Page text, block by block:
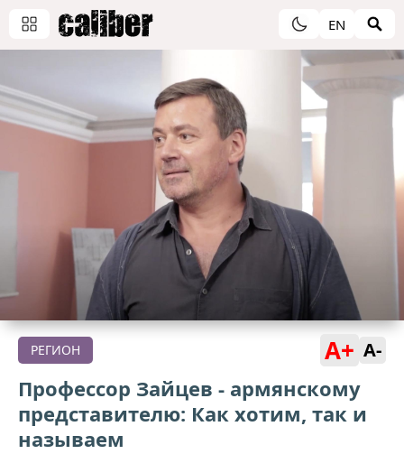
EN
РЕГИОН A+ A-
Профессор Зайцев - армянскому
представителю: Как хотим, так и
называем